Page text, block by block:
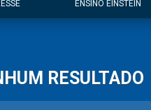
ENSINO EINSTEIN
RESULTADO